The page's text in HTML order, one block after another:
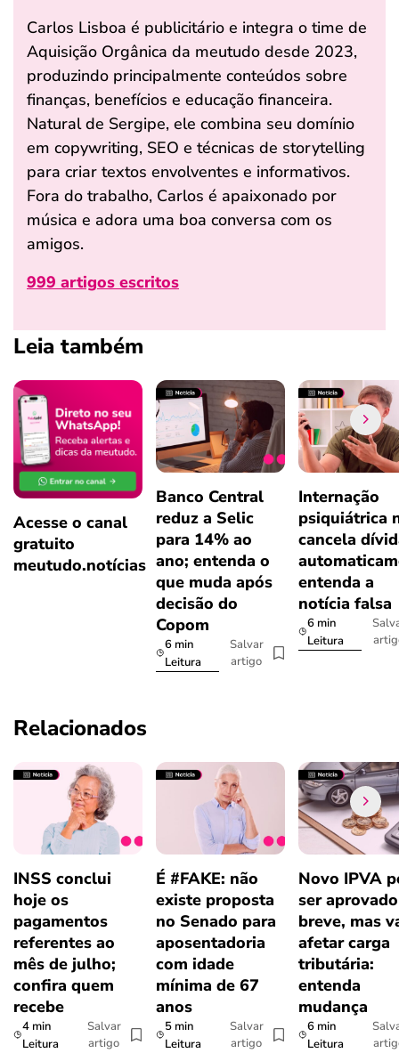
Carlos Lisboa é publicitário e integra o time de
Aquisição Orgânica da meutudo desde 2023,
produzindo principalmente conteúdos sobre
finanças, benefícios e educação financeira.
Natural de Sergipe, ele combina seu domínio
em copywriting, SEO e técnicas de storytelling
para criar textos envolventes e informativos.
Fora do trabalho, Carlos é apaixonado por
música e adora uma boa conversa com os
amigos.
999 artigos escritos
Leia também
Acesse o canal
gratuito
meutudo.notícias
Banco Central
reduz a Selic
para 14% ao
ano; entenda o
que muda após
decisão do
Copom
6 min
Leitura
Salvar
artigo
Internação
psiquiátrica
cancela
entenda a
notícia falsa
6 min
Leitura
Relacionados
INSS conclui
hoje os
pagamentos
referentes ao
mês de julho;
confira quem
recebe
4 min
Leitura
Salvar
artigo
É #FAKE: não
existe proposta
no Senado para
aposentadoria
com idade
mínima de 67
anos
5 min
Leitura
Salvar
artigo
Novo IPVA
ser
breve, mas
afetar carga
tributária:
entenda
mudança
6 min
Leitura